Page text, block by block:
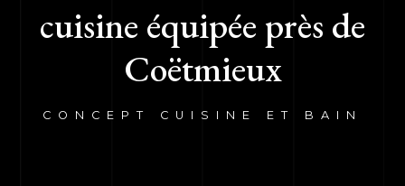
cuisine équipée près de
Coëtmieux
CONCEPT CUISINE ET BAIN